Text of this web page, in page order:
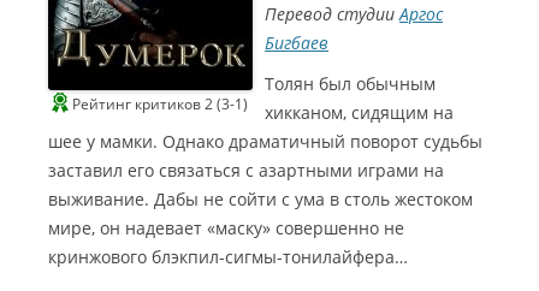
Рейтинг критиков 2 (3-1)
Перевод студииАргос
Бигбаев
Толян был обычным
хикканом, сидящим на
шее у мамки. Однако драматичный поворот судьбы
заставил его связаться с азартными играми на
выживание. Дабы не сойти с ума в столь жестоком
мире, он надевает «маску» совершенно не
кринжового блэкпил-сигмы-тонилайфера…